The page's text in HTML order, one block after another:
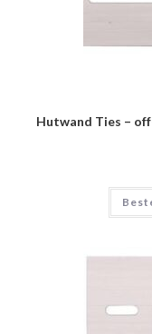
Hutwand Ties –